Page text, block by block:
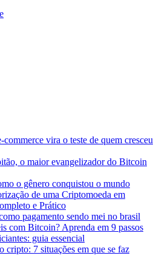
vira o teste de quem cresceu
o maior evangelizador do Bitcoin
o gênero conquistou o mundo
de uma Criptomoeda em
e Prático
pagamento sendo mei no brasil
com Bitcoin? Aprenda em 9 passos
guia essencial
cripto: 7 situações em que se faz